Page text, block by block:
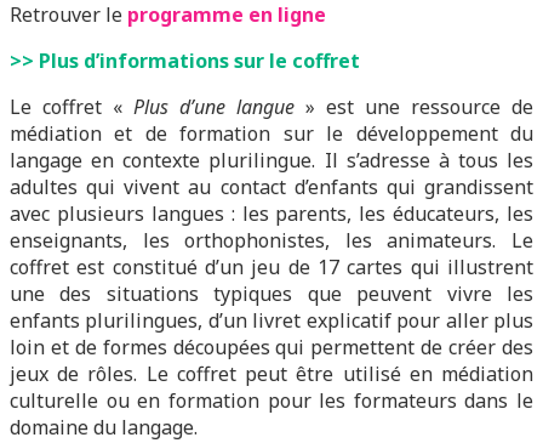
Retrouver le programme en ligne
>> Plus d’informations sur le coffret
Le coffret « Plus d’une langue » est une ressource de
médiation et de formation sur le développement du
langage en contexte plurilingue. Il s’adresse à tous les
adultes qui vivent au contact d’enfants qui grandissent
avec plusieurs langues : les parents, les éducateurs, les
enseignants, les orthophonistes, les animateurs. Le
coffret est constitué d’un jeu de 17 cartes qui illustrent
une des situations typiques que peuvent vivre les
enfants plurilingues, d’un livret explicatif pour aller plus
loin et de formes découpées qui permettent de créer des
jeux de rôles. Le coffret peut être utilisé en médiation
culturelle ou en formation pour les formateurs dans le
domaine du langage.